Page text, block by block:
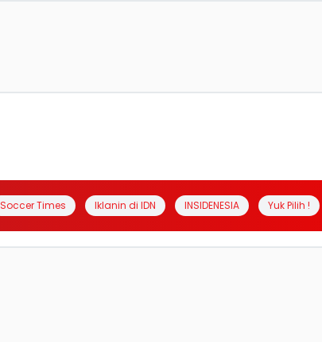
Soccer Times Iklanin di IDN INSIDENESIA Yuk Pilih !